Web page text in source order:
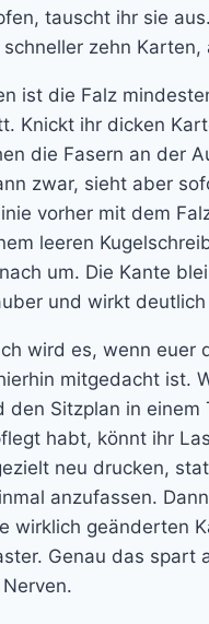
tauscht ihr sie
zehn Karten,
ist die Falz
Knickt ihr dicken
die Fasern an der
zwar, sieht aber
vorher mit dem
leeren
um. Die Kante
und wirkt
wird es, wenn euer
mitgedacht ist.
den Sitzplan in einem
habt, könnt ihr
neu drucken,
anzufassen.
wirklich geänderten
Genau das spart